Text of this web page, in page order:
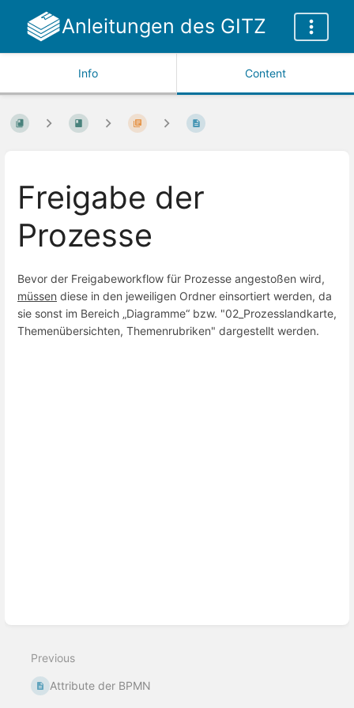
Anleitungen des GITZ
Info Content
Freigabe der
Prozesse
Bevor der Freigabeworkflow für Prozesse angestoßen wird,
müssen diese in den jeweiligen Ordner einsortiert werden, da
sie sonst im Bereich „Diagramme“ bzw. "02_Prozesslandkarte,
Themenübersichten, Themenrubriken" dargestellt werden.
Previous
Attribute der BPMN